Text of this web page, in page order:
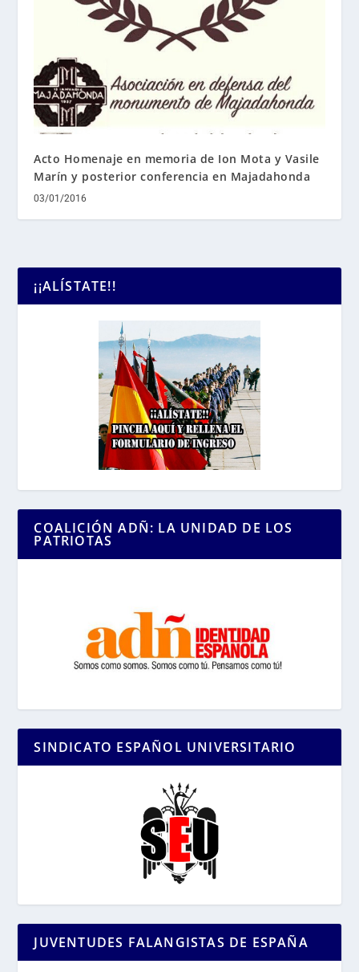
Acto Homenaje en memoria de Ion Mota y Vasile
Marín y posterior conferencia en Majadahonda
03/01/2016
¡¡ALÍSTATE!!
COALICIÓN ADÑ: LA UNIDAD DE LOS
PATRIOTAS
SINDICATO ESPAÑOL UNIVERSITARIO
JUVENTUDES FALANGISTAS DE ESPAÑA